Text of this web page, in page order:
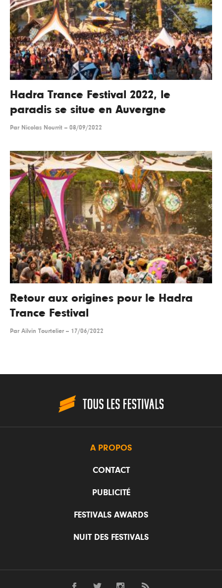
Hadra Trance Festival 2022, le
paradis se situe en Auvergne
Par Nicolas Nourrit -- 08/09/2022
Retour aux origines pour le Hadra
Trance Festival
Par Ailvin Tourtelier -- 17/06/2022
A PROPOS
CONTACT
PUBLICITÉ
FESTIVALS AWARDS
NUIT DES FESTIVALS